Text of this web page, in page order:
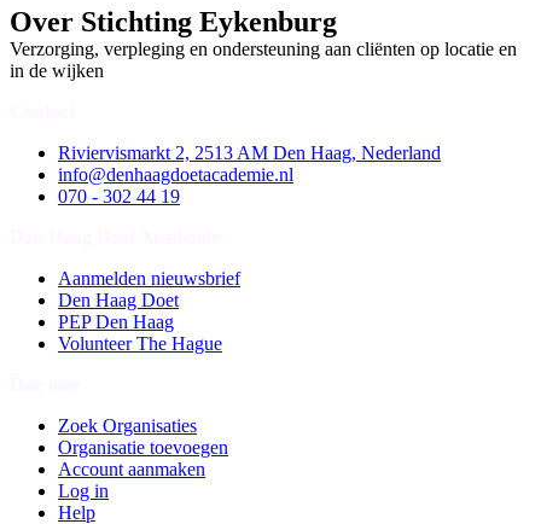
Over Stichting Eykenburg
Verzorging, verpleging en ondersteuning aan cliënten op locatie en
in de wijken
Riviervismarkt 2, 2513 AM Den Haag, Nederland
info@denhaagdoetacademie.nl
070 - 302 44 19
Aanmelden nieuwsbrief
Den Haag Doet
PEP Den Haag
Volunteer The Hague
Zoek Organisaties
Organisatie toevoegen
Account aanmaken
Log in
Help